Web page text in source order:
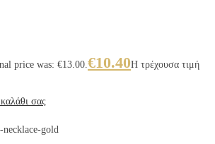
price was: €13.00.€10.40Η τρέχουσα τιμή
σας